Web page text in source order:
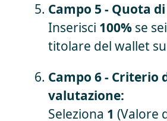
Campo 5 - Quota
Inserisci 100% se
titolare del wallet
Campo 6 - Criterio
valutazione:
Seleziona 1 (Valore